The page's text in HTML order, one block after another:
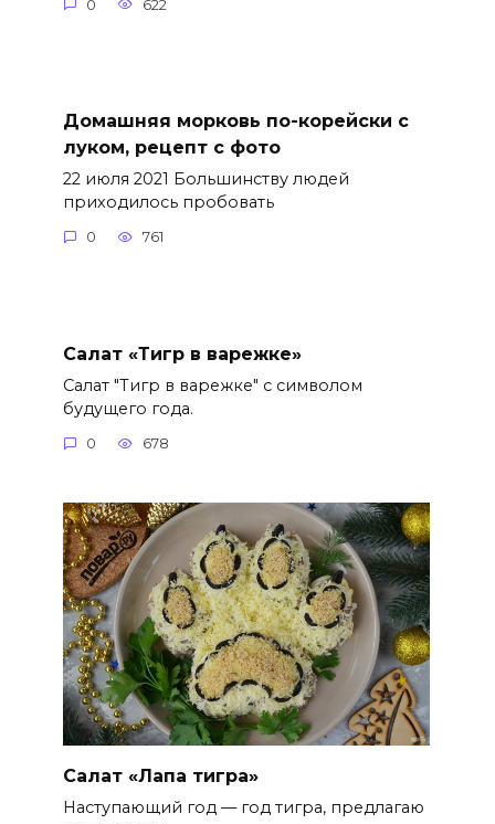
0 622
Домашняя морковь по-корейски с
луком, рецепт с фото
22 июля 2021 Большинству людей
приходилось пробовать
0 761
Салат «Тигр в варежке»
Салат "Тигр в варежке" с символом
будущего года.
0 678
Салат «Лапа тигра»
Наступающий год — год тигра, предлагаю